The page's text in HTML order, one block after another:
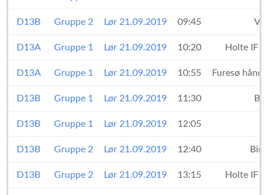
D13B Gruppe 2 Lør 21.09.2019 09:45
D13A Gruppe 1 Lør 21.09.2019 10:20 Holte IF
D13A Gruppe 1 Lør 21.09.2019 10:55 Furesø
D13B Gruppe 1 Lør 21.09.2019 11:30
D13B Gruppe 1 Lør 21.09.2019 12:05
D13B Gruppe 2 Lør 21.09.2019 12:40
D13B Gruppe 2 Lør 21.09.2019 13:15 Holte IF